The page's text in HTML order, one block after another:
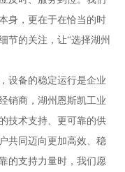
身，更在于在恰当的时
节的关注，让“选择湖州
设备的稳定运行是企业
销商，湖州恩斯凯工业
技术支持、更可靠的供
共同迈向更加高效、稳
的支持力量时，我们愿